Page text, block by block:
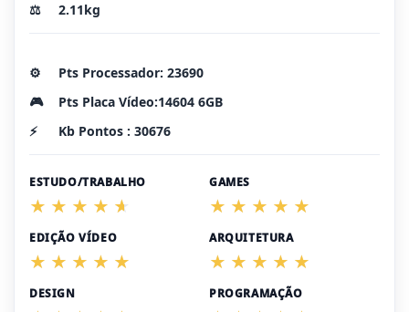
⚖️
2.11kg
⚙️
Pts Processador: 23690
🎮
Pts Placa Vídeo:14604 6GB
⚡
Kb Pontos : 30676
ESTUDO/TRABALHO GAMES
EDIÇÃO VÍDEO ARQUITETURA
DESIGN PROGRAMAÇÃO